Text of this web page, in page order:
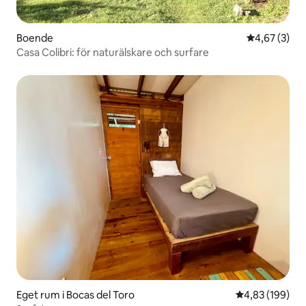
Boende 4,67 av 5 i
4,67 (3)
Casa Colibri: för naturälskare och surfare
Eget rum i Bocas del Toro 4,83 av 5 i
4,83 (199)